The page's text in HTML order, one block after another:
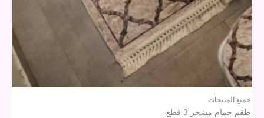
جميع المنتجات
طقم حمام مشجر 3 قطع